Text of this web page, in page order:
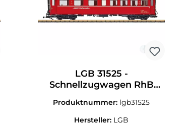
LGB 31525 -
Schnellzugwagen RhB
Produktnummer: lgb31525
Hersteller: LGB